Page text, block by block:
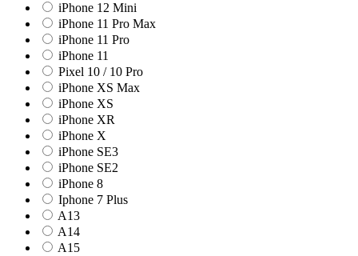
iPhone 12 Mini
iPhone 11 Pro Max
iPhone 11 Pro
iPhone 11
Pixel 10 / 10 Pro
iPhone XS Max
iPhone XS
iPhone XR
iPhone X
iPhone SE3
iPhone SE2
iPhone 8
Iphone 7 Plus
A13
A14
A15